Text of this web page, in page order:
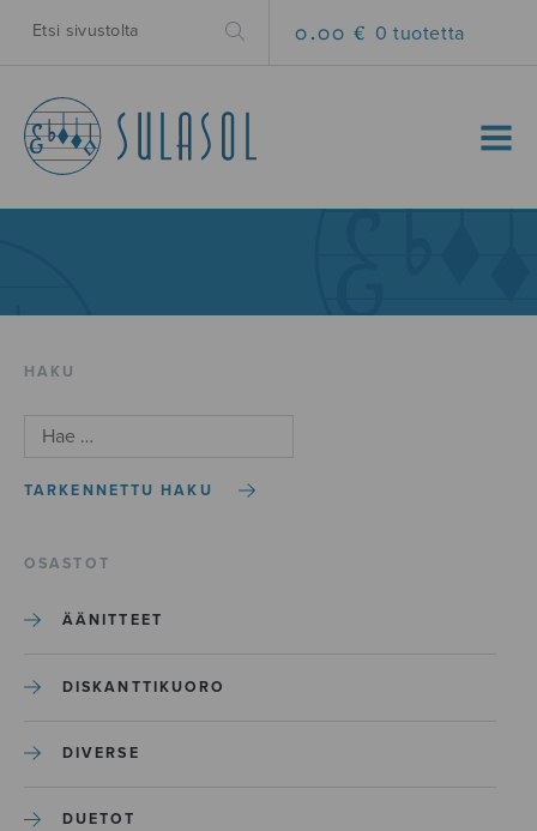
0.00 € 0 tuotetta
MENU
HAKU
TARKENNETTU HAKU
OSASTOT
ÄÄNITTEET
DISKANTTIKUORO
DIVERSE
DUETOT